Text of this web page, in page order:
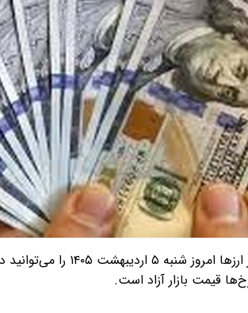
قیمت دلار، یورو، پوند و
قیمت بازار آزاد است.